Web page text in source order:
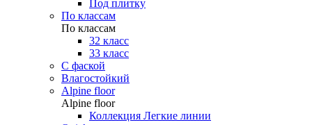
Под плитку
По классам
По классам
32 класс
33 класс
С фаской
Влагостойкий
Alpine floor
Alpine floor
Коллекция Легкие линии